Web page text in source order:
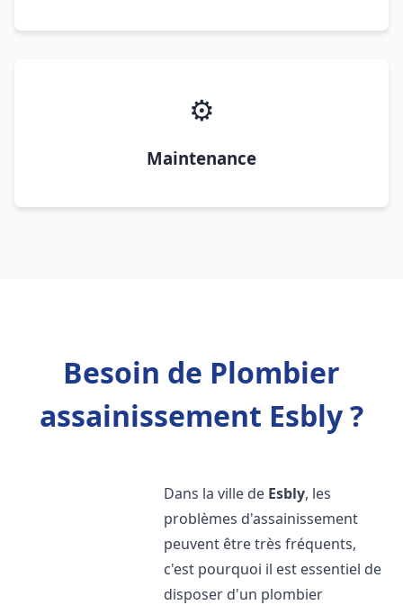
⚙️
Maintenance
Besoin de Plombier
assainissement Esbly ?
Dans la ville de Esbly, les
problèmes d'assainissement
peuvent être très fréquents,
c'est pourquoi il est essentiel de
disposer d'un plombier